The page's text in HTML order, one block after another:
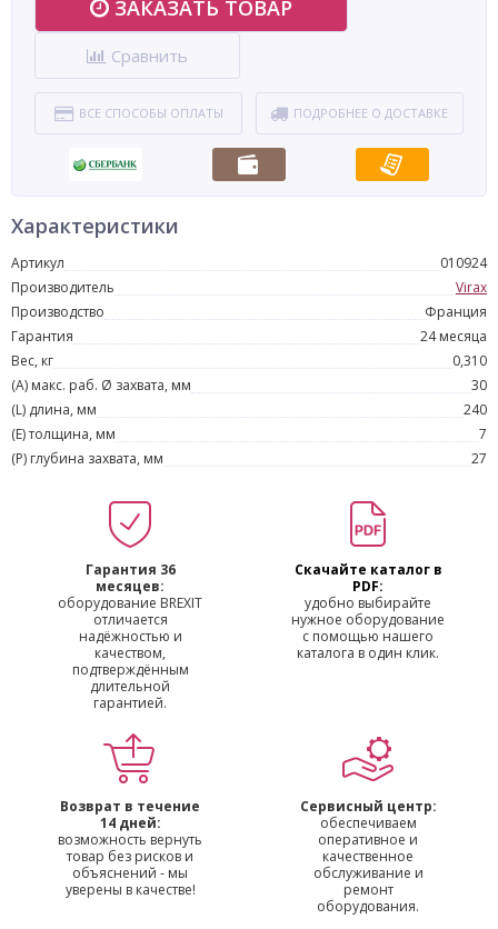
ЗАКАЗАТЬ ТОВАР
Сравнить
ВСЕ СПОСОБЫ ОПЛАТЫ ПОДРОБНЕЕ О ДОСТАВКЕ
Характеристики
Артикул
010924
Производитель
Virax
Производство
Франция
Гарантия
24 месяца
Вес, кг
0,310
(A) макс. раб. Ø захвата, мм
30
(L) длина, мм
240
(E) толщина, мм
7
(P) глубина захвата, мм
27
Гарантия 36
месяцев:
оборудование BREXIT
отличается
надёжностью и
качеством,
подтверждённым
длительной
гарантией.
Скачайте каталог в
PDF:
удобно выбирайте
нужное оборудование
с помощью нашего
каталога в один клик.
Возврат в течение
14 дней:
возможность вернуть
товар без рисков и
объяснений - мы
уверены в качестве!
Сервисный центр:
обеспечиваем
оперативное и
качественное
обслуживание и
ремонт
оборудования.